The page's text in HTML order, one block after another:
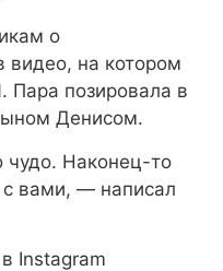
о
видео, на котором
Пара позировала в
Денисом.
чудо. Наконец-то
вами, — написал
Instagram